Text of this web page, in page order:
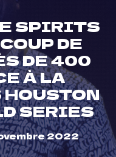
SPIRITS
DE
DE 400
À LA
SERIES
2022